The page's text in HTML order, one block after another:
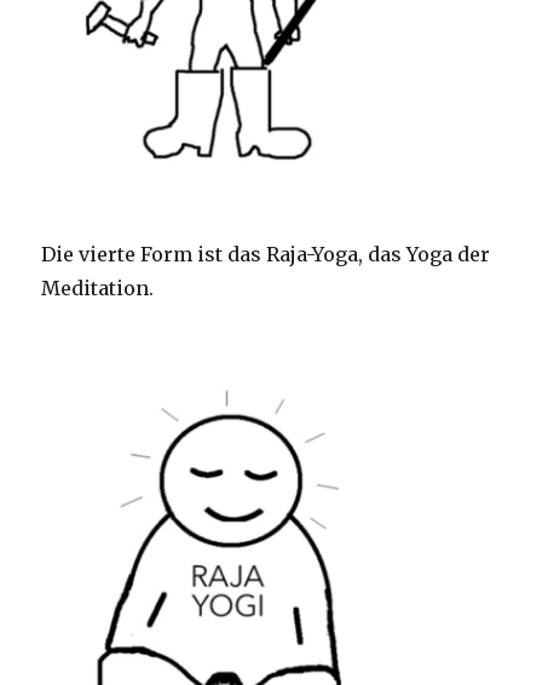
Die vierte Form ist das Raja-Yoga, das Yoga der
Meditation.